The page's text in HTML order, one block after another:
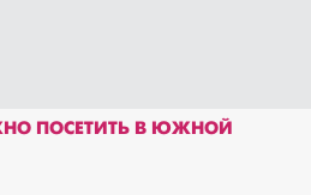
ПОСЕТИТЬ В ЮЖНОЙ